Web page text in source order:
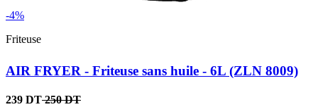
-4%
Friteuse
AIR FRYER - Friteuse sans huile - 6L (ZLN 8009)
239 DT250 DT